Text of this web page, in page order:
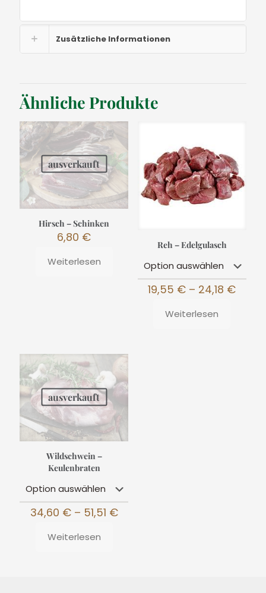
Zusätzliche Informationen
Ähnliche Produkte
ausverkauft
Hirsch – Schinken
6,80 €
Weiterlesen
Reh – Edelgulasch
19,55 € – 24,18 €
Weiterlesen
ausverkauft
Wildschwein –
Keulenbraten
34,60 € – 51,51 €Preisspanne:
Weiterlesen